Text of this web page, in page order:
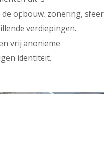
opbouw, zonering, sfeer
verdiepingen.
vrij anonieme
identiteit.